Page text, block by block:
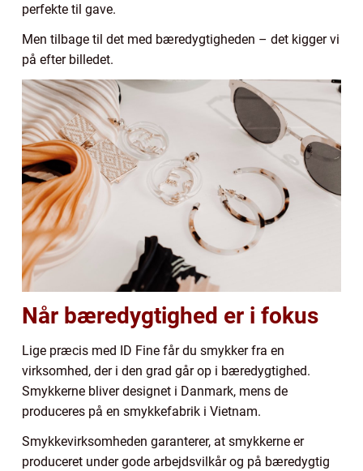
perfekte til gave.
Men tilbage til det med bæredygtigheden – det kigger vi
på efter billedet.
Når bæredygtighed er i fokus
Lige præcis med ID Fine får du smykker fra en
virksomhed, der i den grad går op i bæredygtighed.
Smykkerne bliver designet i Danmark, mens de
produceres på en smykkefabrik i Vietnam.
Smykkevirksomheden garanterer, at smykkerne er
produceret under gode arbejdsvilkår og på bæredygtig